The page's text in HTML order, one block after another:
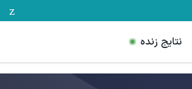
نتایج زنده